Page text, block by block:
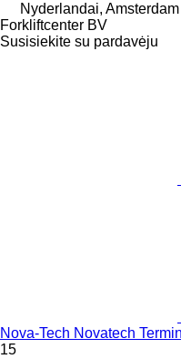
Nyderlandai, Amsterdam
Forkliftcenter BV
Susisiekite su pardavėju
Nova-Tech Novatech
15